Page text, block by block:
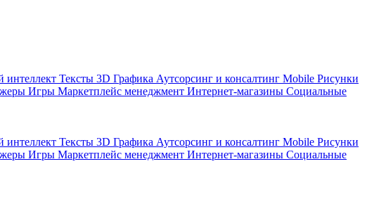
интеллект Тексты 3D Графика Аутсорсинг и консалтинг Mobile Рисунки
Игры Маркетплейс менеджмент Интернет-магазины Социальные
интеллект Тексты 3D Графика Аутсорсинг и консалтинг Mobile Рисунки
Игры Маркетплейс менеджмент Интернет-магазины Социальные